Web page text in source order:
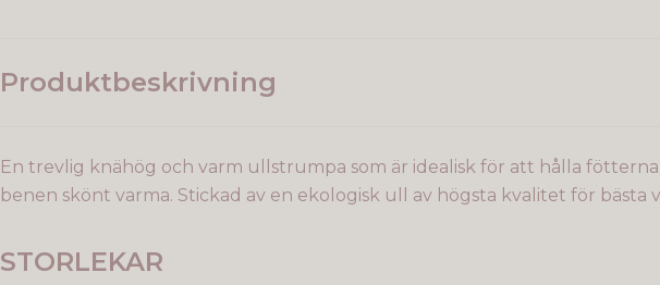
Produktbeskrivning
En trevlig knähög och varm ullstrumpa som är idealisk för att hålla
benen skönt varma. Stickad av en ekologisk ull av högsta kvalitet för bästa
STORLEKAR